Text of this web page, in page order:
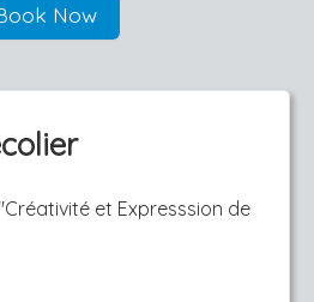
Now
et Expresssion de